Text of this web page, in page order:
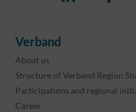
Verband
About us
Structure of Verband Region
Participations and regional
Career